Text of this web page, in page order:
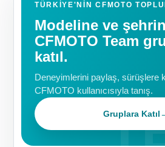
TÜRKIYE'NIN CFMOTO
Modeline ve
CFMOTO Team
katıl.
Deneyimlerini paylaş, sürüşlere
CFMOTO kullanıcısıyla tanış.
Gruplara Katıl